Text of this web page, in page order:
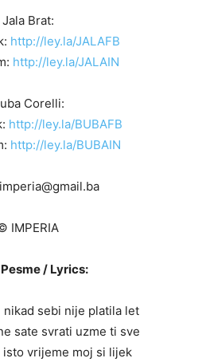
Jala Brat:
http://ley.la/JALAFB
http://ley.la/JALAIN
Corelli:
http://ley.la/BUBAFB
http://ley.la/BUBAIN
IMPERIA
/ Lyrics:
nikad sebi nije platila let
sate svrati uzme ti sve
isto vrijeme moj si lijek